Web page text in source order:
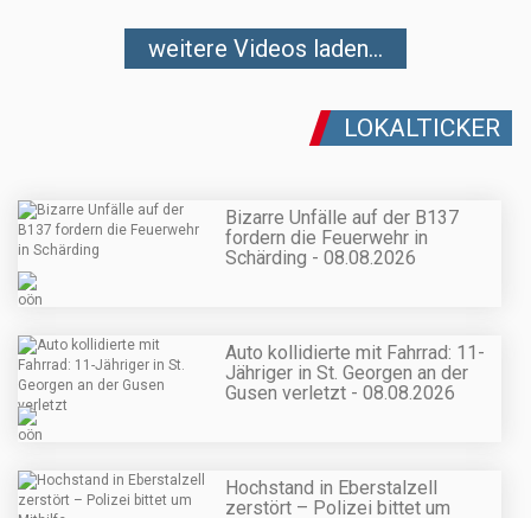
weitere Videos laden...
LOKALTICKER
Bizarre Unfälle auf der B137
fordern die Feuerwehr in
Schärding - 08.08.2026
Auto kollidierte mit Fahrrad: 11-
Jähriger in St. Georgen an der
Gusen verletzt - 08.08.2026
Hochstand in Eberstalzell
zerstört – Polizei bittet um